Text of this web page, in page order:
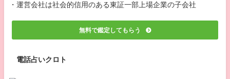
・運営会社は社会的信用のある東証一部上場企業の子会社
無料で鑑定してもらう
電話占いクロト